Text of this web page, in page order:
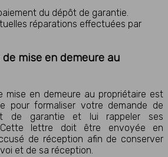
du dépôt de garantie.
réparations effectuées par
mise en demeure au
mise en demeure au propriétaire est
pour formaliser votre demande de
de garantie et lui rappeler ses
Cette lettre doit être envoyée en
de réception afin de conserver
et de sa réception.